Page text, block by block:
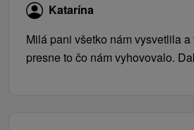
Katarína
Milá pani všetko nám vysvetlila
presne to čo nám vyhovovalo.